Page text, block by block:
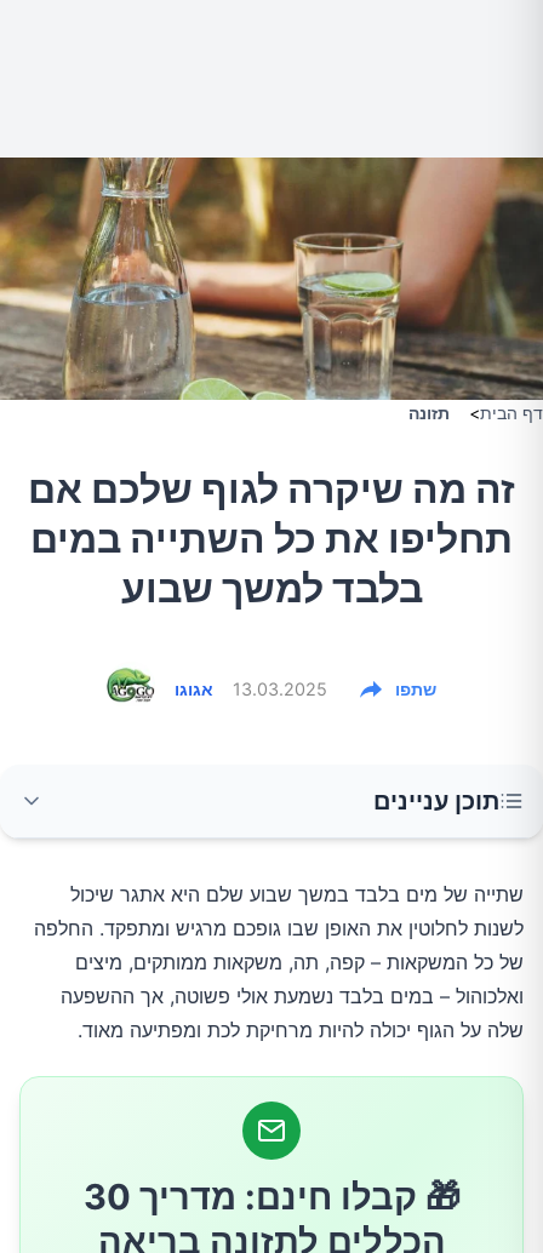
דף הבית> תזונה
זה מה שיקרה לגוף שלכם אם
תחליפו את כל השתייה במים
בלבד למשך שבוע
אגוגו 13.03.2025 שתפו
תוכן עניינים
מה יקרה בימים הראשונים?
שיפור בתפקודי העיכול
שיפור באיכות השינה
ירידה במשקל
עור פנים זוהר ובריא
שתייה של מים בלבד במשך שבוע שלם היא אתגר שיכול
לשנות לחלוטין את האופן שבו גופכם מרגיש ומתפקד. החלפה
של כל המשקאות – קפה, תה, משקאות ממותקים, מיצים
ואלכוהול – במים בלבד נשמעת אולי פשוטה, אך ההשפעה
שלה על הגוף יכולה להיות מרחיקת לכת ומפתיעה מאוד.
🎁 קבלו חינם: מדריך 30
הכללים לתזונה בריאה